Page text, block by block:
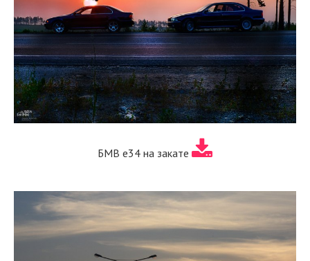
БМВ е34 на закате